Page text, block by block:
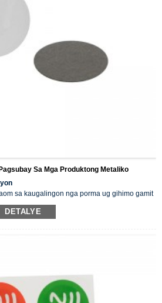
Sa Mga Produktong Metaliko
sa kaugalingon nga porma ug gihimo gamit
ug uban pa. Para sa pag-ila sa metal
i-laminate gamit ang anti metal layer. Ang Tag
DETALYE